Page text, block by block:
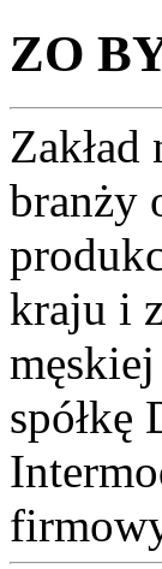
ZO
branży
kraju i